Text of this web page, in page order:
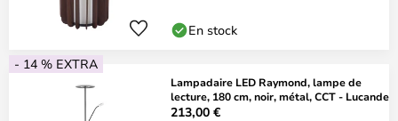
En stock
- 14 % EXTRA
Lampadaire LED Raymond, lampe de
lecture, 180 cm, noir, métal, CCT - Lucande
213,00 €